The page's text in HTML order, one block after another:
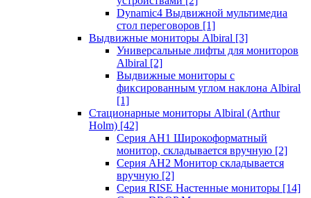
Dynamic4 Выдвижной мультимедиа
стол переговоров [1]
Выдвижные мониторы Albiral [3]
Универсальные лифты для мониторов
Albiral [2]
Выдвижные мониторы с
фиксированным углом наклона Albiral
[1]
Стационарные мониторы Albiral (Arthur
Holm) [42]
Серия AH1 Широкоформатный
монитор, складывается вручную [2]
Серия AH2 Монитор складывается
вручную [2]
Серия RISE Настенные мониторы [14]